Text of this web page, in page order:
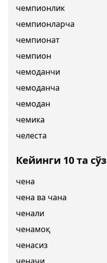
чемпионлик
чемпионларча
чемпионат
чемпион
чемоданчи
чемоданча
чемодан
чемика
челеста
Кейинги 10 та сўз
чена
чена ва чана
ченали
ченамоқ
ченасиз